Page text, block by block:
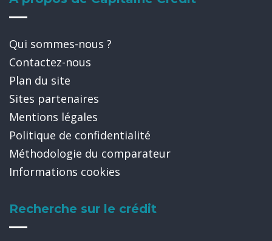
Qui sommes-nous ?
Contactez-nous
Plan du site
Sites partenaires
Mentions légales
Politique de confidentialité
Méthodologie du comparateur
Informations cookies
Recherche sur le crédit